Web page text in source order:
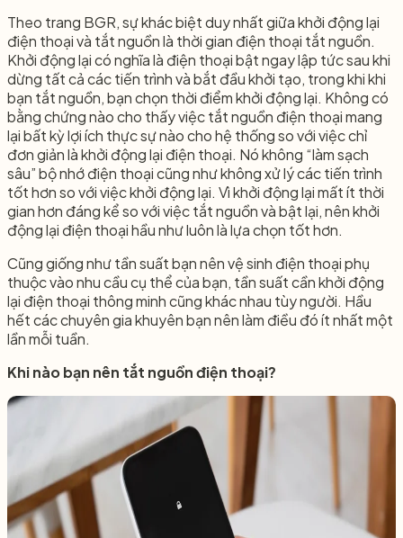
Theo trang BGR, sự khác biệt duy nhất giữa khởi động lại
điện thoại và tắt nguồn là thời gian điện thoại tắt nguồn.
Khởi động lại có nghĩa là điện thoại bật ngay lập tức sau khi
dừng tất cả các tiến trình và bắt đầu khởi tạo, trong khi khi
bạn tắt nguồn, bạn chọn thời điểm khởi động lại. Không có
bằng chứng nào cho thấy việc tắt nguồn điện thoại mang
lại bất kỳ lợi ích thực sự nào cho hệ thống so với việc chỉ
đơn giản là khởi động lại điện thoại. Nó không “làm sạch
sâu” bộ nhớ điện thoại cũng như không xử lý các tiến trình
tốt hơn so với việc khởi động lại. Vì khởi động lại mất ít thời
gian hơn đáng kể so với việc tắt nguồn và bật lại, nên khởi
động lại điện thoại hầu như luôn là lựa chọn tốt hơn.
Cũng giống như tần suất bạn nên vệ sinh điện thoại phụ
thuộc vào nhu cầu cụ thể của bạn, tần suất cần khởi động
lại điện thoại thông minh cũng khác nhau tùy người. Hầu
hết các chuyên gia khuyên bạn nên làm điều đó ít nhất một
lần mỗi tuần.
Khi nào bạn nên tắt nguồn điện thoại?